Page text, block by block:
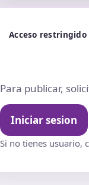
Acceso restringido
Para publicar,
Iniciar sesion
Si no tienes usuario,